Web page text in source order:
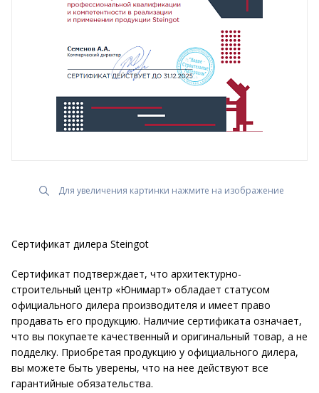
Для увеличения картинки нажмите на изображение
Сертификат дилера Steingot
Сертификат подтверждает, что архитектурно-
строительный центр «Юнимарт» обладает статусом
официального дилера производителя и имеет право
продавать его продукцию. Наличие сертификата означает,
что вы покупаете качественный и оригинальный товар, а не
подделку. Приобретая продукцию у официального дилера,
вы можете быть уверены, что на нее действуют все
гарантийные обязательства.